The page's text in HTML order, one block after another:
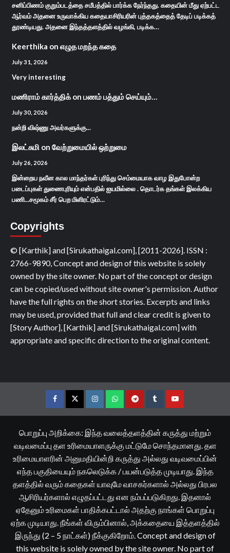
சனிப்பிணம் குறும்படத்தை சமீபத்தில் பார்க்க நேர்ந்தது. கதையின் மீது ஏற்பட்ட
ஆர்வம் அதனை உருவாக்கிய கதையாசிரியரின் புத்தகத்தைத் தேடிப் படிக்கத்
தூண்டியது. அதனை இந்தத்தளத்தில் வழங்கி, படிக்க…
Keerthika on எழுத மறந்த கதை
July 31, 2026
Very interesting
மணிராம் கார்த்திக்on பணம் பத்தும் செய்யும்…
July 30, 2026
நன்றி விஷ்ணு அவர்களுக்கு...
இலட்சுமி on வேற்றுமையில் ஒற்றுமை
July 26, 2026
இன்றைய நவீன கால மாந்தர்கள் புரிந்து செம்மையாக வாழ இதுபோன்ற
படைப்புகள் துணைபுரியும் என்பதில் ஐயமில்லை . தொடர்க தங்கள் இலக்கிய
பணி...சமூகம் சீர் பெற மிளிரட்டும்…
Copyrights
© [Karthik] and [Sirukathaigal.com], [2011-2026]. ISSN :
2766-9890, Concept and design of this website is solely
owned by the site owner. No part of the concept or design
can be copied/used without site owner's permission. Author
have the full rights on the short stories. Excerpts and links
may be used, provided that full and clear credit is given to
[Story Author], [Karthik] and [Sirukathaigal.com] with
appropriate and specific direction to the original content.
FacebookTwitterInstagramWhatsappTelegramTumblrYouTube
பொறுப்பு அறிக்கை: இந்த வலைத்தளத்தின் கருத்து மற்றும்
வடிவமைப்பு தள உரிமையாளருக்கு மட்டுமே சொந்தமானது. தள
உரிமையாளரின் அனுமதியின்றி கருத்து அல்லது வடிவமைப்பின்
எந்த பகுதியையும் நகலெடுக்க / பயன்படுத்த முடியாது. இந்த
தளத்தில் வரும் கதைகள் யாவுமே வாசகர்களால் அல்லது பிரபல
ஆசிரியர்களால் எழுதப்பட்டது என நம்பப்படுகிறது. இதனால்
ஏதேனும் உரிமைகள் பாதிக்கபட்டால் அதற்கு நாங்கள் பொறுப்பு
ஏற்க முடியாது. நீங்கள் விரும்பினால், அக்கதையை இத்தளத்தில்
இருந்து (2 – 5 நாட்கள்) நீக்குகிறோம். Concept and design of
this website is solely owned by the site owner. No part of